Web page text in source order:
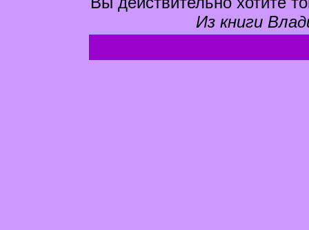
Из книги